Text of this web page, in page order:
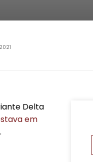
Delta
em